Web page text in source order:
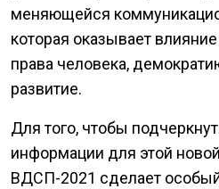
меняющейся
которая оказывает
права человека,
развитие.
Для того, чтобы
информации для этой
ВДСП-2021 сделает